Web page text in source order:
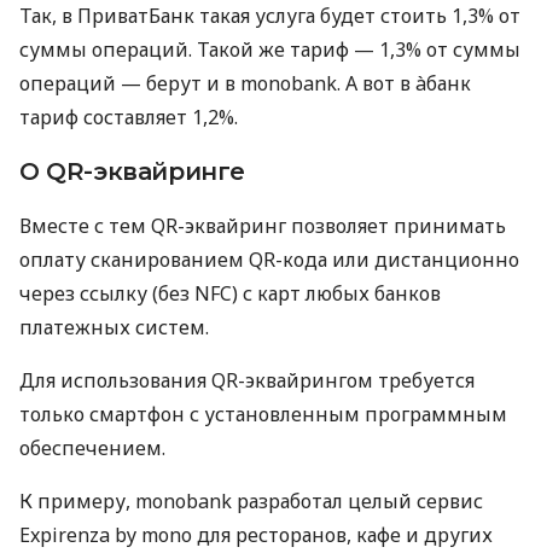
Так, в ПриватБанк такая услуга будет стоить 1,3% от
суммы операций. Такой же тариф — 1,3% от суммы
операций — берут и в monobank. А вот в àбанк
тариф составляет 1,2%.
О QR-эквайринге
Вместе с тем QR-эквайринг позволяет принимать
оплату сканированием QR-кода или дистанционно
через ссылку (без NFC) с карт любых банков
платежных систем.
Для использования QR-эквайрингом требуется
только смартфон с установленным программным
обеспечением.
К примеру, monobank разработал целый сервис
Expirenza by mono для ресторанов, кафе и других